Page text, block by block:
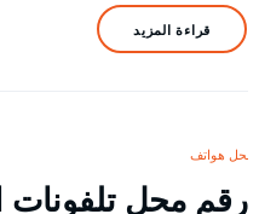
قراءة المزيد
محل هواتف